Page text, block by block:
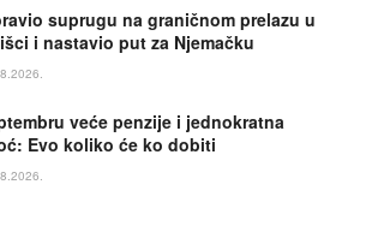
suprugu na graničnom prelazu u
i nastavio put za Njemačku
veće penzije i jednokratna
Evo koliko će ko dobiti